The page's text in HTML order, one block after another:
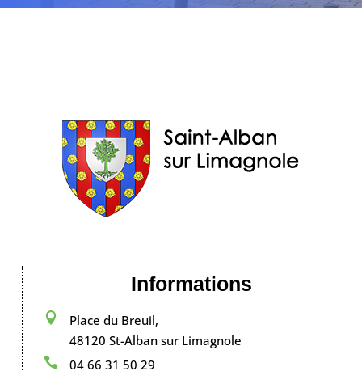
Informations

Place du Breuil,
48120 St-Alban sur Limagnole
 04 66 31 50 29